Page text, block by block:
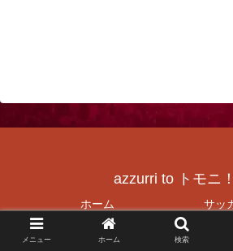
azzurri to トモニ
ホーム
サッ
社FCJrAzzurriHP（復刻）
神戸（
メニュー ホーム 検索